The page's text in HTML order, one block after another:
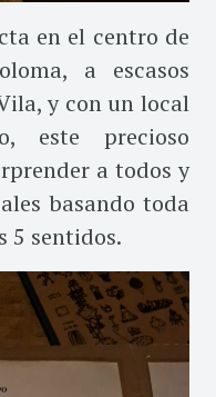
en el centro de
a escasos
y con un local
este precioso
a todos y
basando toda
5 sentidos.